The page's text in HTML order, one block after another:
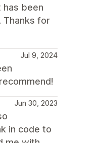
been
Thanks for
Jul 9, 2024
Jun 30, 2023
in code to